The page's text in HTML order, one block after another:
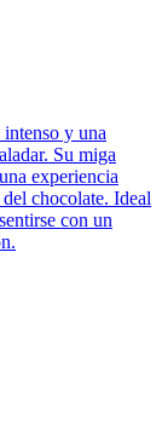
y una
Su miga
experiencia
chocolate. Ideal
con un